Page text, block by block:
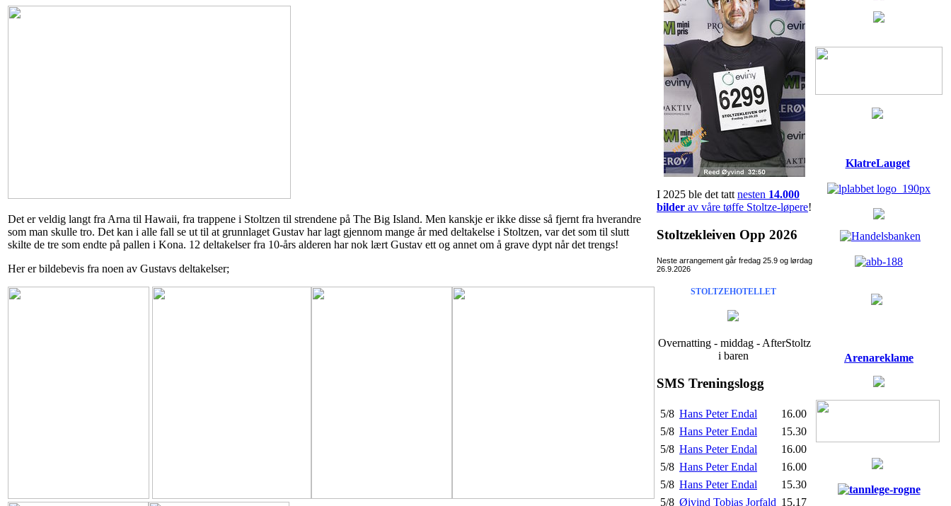
Det er veldig langt fra Arna til Hawaii, fra trappene i Stoltzen til strendene på The Big Island. Men kanskje er ikke disse så fjernt fra hverandre
som man skulle tro. Det kan i alle fall se ut til at grunnlaget Gustav har lagt gjennom mange år med deltakelse i Stoltzen, var det som til slutt
skilte de tre som endte på pallen i Kona. 12 deltakelser fra 10-års alderen har nok lært Gustav ett og annet om å grave dypt når det trengs!
Her er bildebevis fra noen av Gustavs deltakelser;
I 2025 ble det tattnesten 14.000
bilder av våre tøffe Stoltze-løpere!
Stoltzekleiven Opp 2026
Neste arrangement går fredag 25.9 og lørdag
26.9.2026
STOLTZEHOTELLET
Overnatting - middag - AfterStoltz
i baren
SMS Treningslogg
5/8 Hans Peter Endal
16.00
5/8 Hans Peter Endal
15.30
5/8 Hans Peter Endal
16.00
5/8 Hans Peter Endal
16.00
5/8 Hans Peter Endal
15.30
5/8 Øivind Tobias Jorfald 15.17
KlatreLauget
Arenareklame